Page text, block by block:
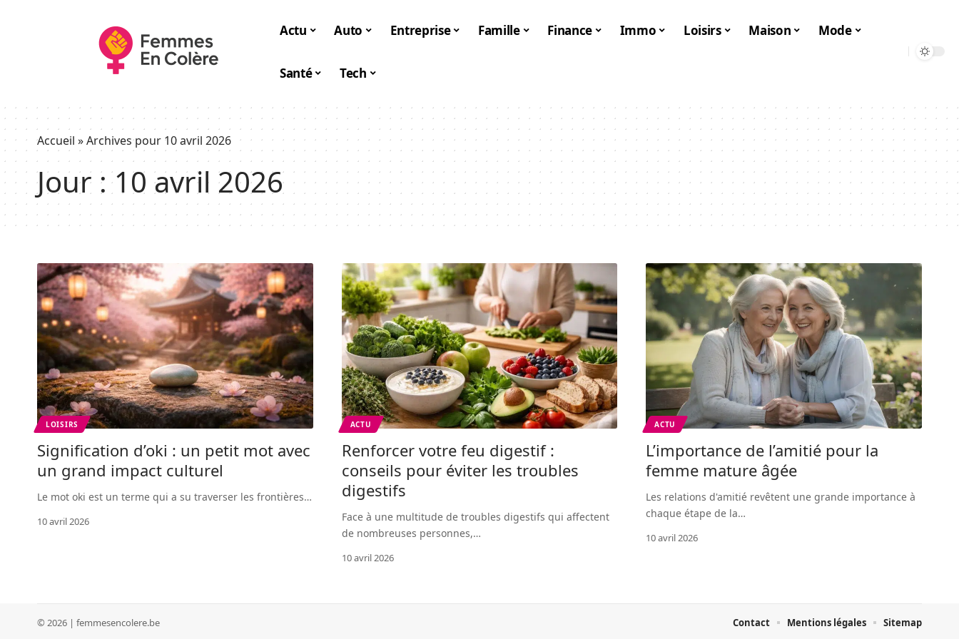
Actu Auto Entreprise Famille Finance Immo Loisirs Maison Mode
Santé Tech
Accueil »Archives pour 10 avril 2026
Jour :10 avril 2026
LOISIRS
Signification d’oki : un petit mot avec
un grand impact culturel
Le mot oki est un terme qui a su traverser les frontières…
10 avril 2026
ACTU
Renforcer votre feu digestif :
conseils pour éviter les troubles
digestifs
Face à une multitude de troubles digestifs qui affectent
de nombreuses personnes,…
10 avril 2026
ACTU
L’importance de l’amitié pour la
femme mature âgée
Les relations d'amitié revêtent une grande importance à
chaque étape de la…
10 avril 2026
© 2026 | femmesencolere.be Contact Mentions légales Sitemap